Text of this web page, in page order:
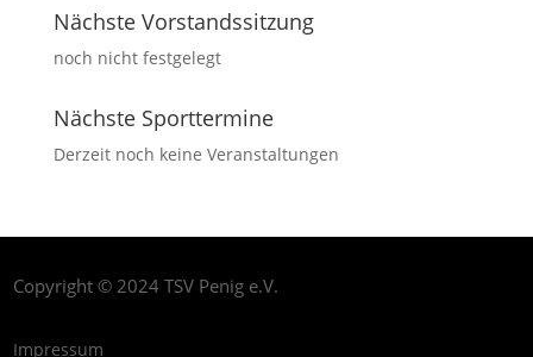
Nächste Vorstandssitzung
noch nicht festgelegt
Nächste Sporttermine
Derzeit noch keine Veranstaltungen
Copyright © 2024 TSV Penig e.V.
Impressum